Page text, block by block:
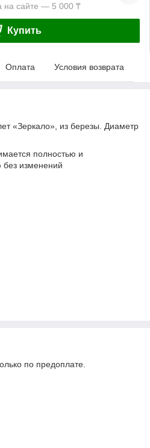
на сайте — 5 000 ₸
Купить
Оплата Условия возврата
«Зеркало», из березы. Диаметр
полностью и
без изменений
по предоплате.